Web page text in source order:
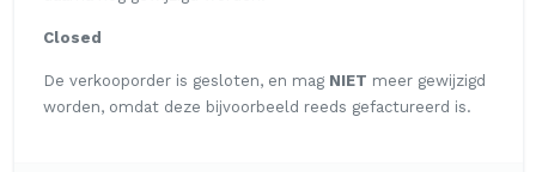
Closed
De verkooporder is gesloten, en mag NIET meer gewijzigd
worden, omdat deze bijvoorbeeld reeds gefactureerd is.